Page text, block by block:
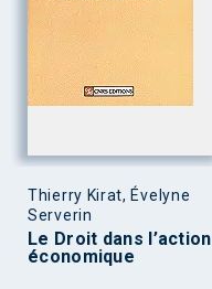
Thierry Kirat, Évelyne
Serverin
Le Droit dans l’action
économique